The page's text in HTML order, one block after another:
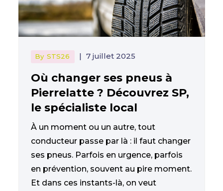
By STS26 | 7 juillet 2025
Où changer ses pneus à
Pierrelatte ? Découvrez SP,
le spécialiste local
À un moment ou un autre, tout
conducteur passe par là : il faut changer
ses pneus. Parfois en urgence, parfois
en prévention, souvent au pire moment.
Et dans ces instants-là, on veut